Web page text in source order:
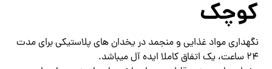
کوچک
نگهداری مواد غذایی و منجمد در یخدان های پلاستیکی برای مدت
24 ساعت، یک اتفاق کاملا ایده آل میباشد.